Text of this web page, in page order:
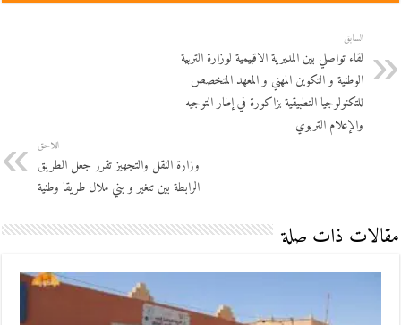
السابق
لقاء تواصلي بين المديرية الاقبيمية لوزارة التربية
الوطنية و التكوين المهني و المعهد المتخصص
للتكنولوجيا التطبيقية بزاكورة في إطار التوجيه
والإعلام التربوي
اللاحق
وزارة النقل والتجهيز تقرر جعل الطريق
الرابطة بين تنغير و بني ملال طريقا وطنية
مقالات ذات صلة